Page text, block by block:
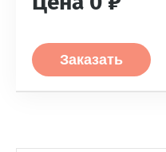
Заказать